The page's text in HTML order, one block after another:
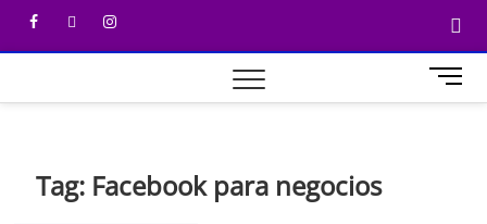
M
e
Tag: Facebook para negocios